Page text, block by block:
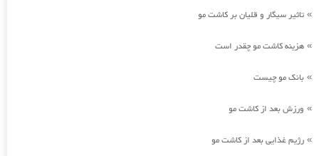
» تاثیر سیگار و قلیان بر کاشت مو
» هزینه کاشت مو چقدر است
» بانک مو چیست
» ورزش بعد از کاشت مو
» رژیم غذایی بعد از کاشت مو